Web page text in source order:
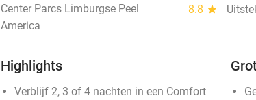
Center Parcs Limburgse Peel 8.8 star
America
Highlights
Verblijf 2, 3 of 4 nachten in een Comfort